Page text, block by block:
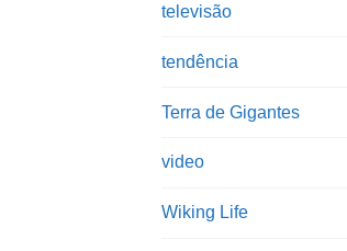
televisão
tendência
Terra de Gigantes
video
Wiking Life